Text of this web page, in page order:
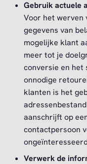
Gebruik actuele
Voor het werven
gegevens van
mogelijke klant
meer tot je
conversie en het
onnodige
klanten is het
aanschrijft op
contactpersoon
Verwerk de